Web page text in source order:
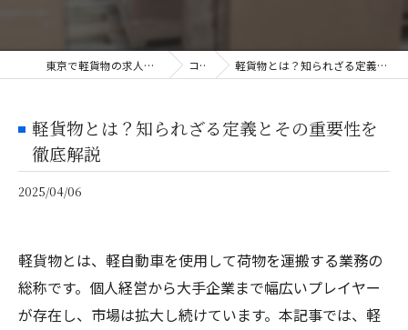
東京で軽貨物の求人ならDAINO株式会社 コラム 軽貨物とは？知られざる定義とその重要性を徹底解説
軽貨物とは？知られざる定義とその重要性を
徹底解説
2025/04/06
軽貨物とは、軽自動車を使用して荷物を運搬する業務の
総称です。個人経営から大手企業まで幅広いプレイヤー
が存在し、市場は拡大し続けています。本記事では、軽